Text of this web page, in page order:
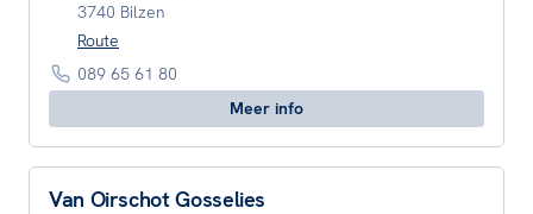
3740 Bilzen
Route
089 65 61 80
Meer info
Van Oirschot Gosselies